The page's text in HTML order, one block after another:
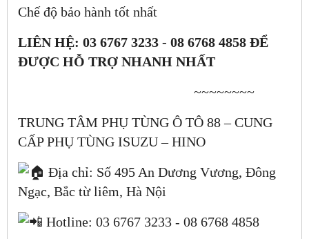
Chế độ bảo hành tốt nhất
LIÊN HỆ: 03 6767 3233 - 08 6768 4858 ĐỂ
ĐƯỢC HỖ TRỢ NHANH NHẤT
~~~~~~~~
TRUNG TÂM PHỤ TÙNG Ô TÔ 88 – CUNG
CẤP PHỤ TÙNG ISUZU – HINO
Địa chỉ: Số 495 An Dương Vương, Đông
Ngạc, Bắc từ liêm, Hà Nội
Hotline: 03 6767 3233 - 08 6768 4858